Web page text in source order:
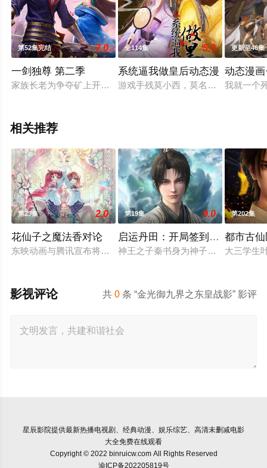
第52集完结 7.0
一剑独尊 第二季
家族长老为争夺矿上开采权，派人碎他丹田，从此成为叶家弃
全114集 5.0
系统逼我做皇后动态漫
游戏手残莫小西，莫名其妙的穿越
更新至46集
动态漫
我就一个
相关推荐
第23集 2.0
花仙子之魔法香对论
东映动画与腾讯宣布将联手打造『花仙子』全新动画新作将继
第19集 9.0
启运丹田：开局签到至尊丹田
神王之子秦书身为神子，却天生凡体
第202集
都市古
大三学生
共0 条 “金光御九界之东皇战影” 影评
影视评论
星辰影院提供最新热播电视剧、经典动漫、娱乐综艺、高清未删减电影
大全免费在线观看
Copyright © 2022 binruicw.com All Rights Reserved
渝ICP备202205819号